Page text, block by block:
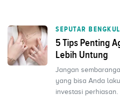
SEPUTAR
5 Tips Penting
Lebih Untung
Jangan
yang bisa Anda
investasi perhiasan.